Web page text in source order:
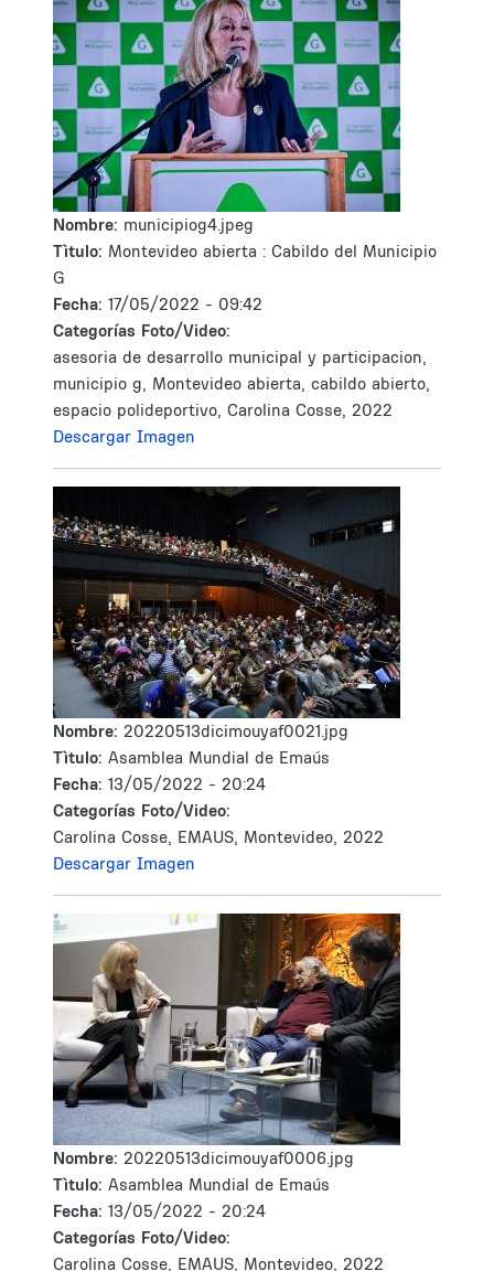
Nombre: municipiog4.jpeg
Tìtulo: Montevideo abierta : Cabildo del Municipio
G
Fecha: 17/05/2022 - 09:42
Categorías Foto/Video:
asesoria de desarrollo municipal y participacion,
municipio g, Montevideo abierta, cabildo abierto,
espacio polideportivo, Carolina Cosse, 2022
Descargar Imagen
Nombre: 20220513dicimouyaf0021.jpg
Tìtulo: Asamblea Mundial de Emaús
Fecha: 13/05/2022 - 20:24
Categorías Foto/Video:
Carolina Cosse, EMAUS, Montevideo, 2022
Descargar Imagen
Nombre: 20220513dicimouyaf0006.jpg
Tìtulo: Asamblea Mundial de Emaús
Fecha: 13/05/2022 - 20:24
Categorías Foto/Video:
Carolina Cosse, EMAUS, Montevideo, 2022